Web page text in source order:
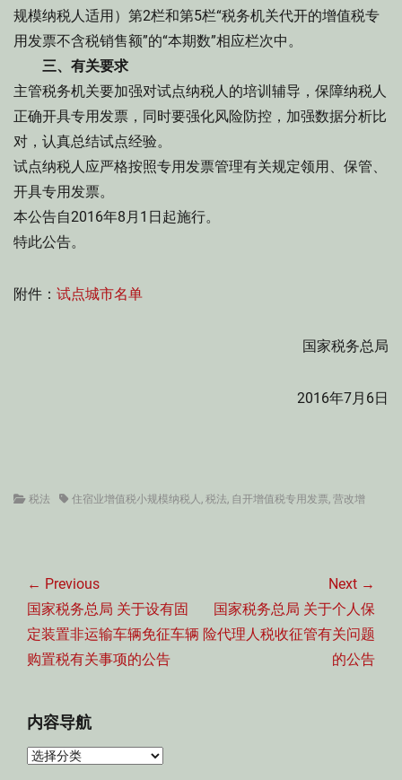
规模纳税人适用）第2栏和第5栏“税务机关代开的增值税专
用发票不含税销售额”的“本期数”相应栏次中。
三、有关要求
主管税务机关要加强对试点纳税人的培训辅导，保障纳税人
正确开具专用发票，同时要强化风险防控，加强数据分析比
对，认真总结试点经验。
试点纳税人应严格按照专用发票管理有关规定领用、保管、
开具专用发票。
本公告自2016年8月1日起施行。
特此公告。
附件： 试点城市名单
国家税务总局
2016年7月6日
Categories
税法 Tags住宿业增值税小规模纳税人 , 税法, 自开增值税专用发票, 营改增
章
导
航
← Previous
Previous
post:
国家税务总局 关于设有固
定装置非运输车辆免征车辆
购置税有关事项的公告
Next →
Next
post:
国家税务总局 关于个人保
险代理人税收征管有关问题
的公告
内容导航
内